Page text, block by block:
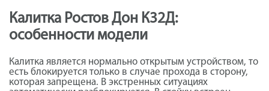
Калитка Ростов Дон К32Д:
особенности модели
Калитка является нормально открытым устройством, то
есть блокируется только в случае прохода в сторону,
которая запрещена. В экстренных ситуациях